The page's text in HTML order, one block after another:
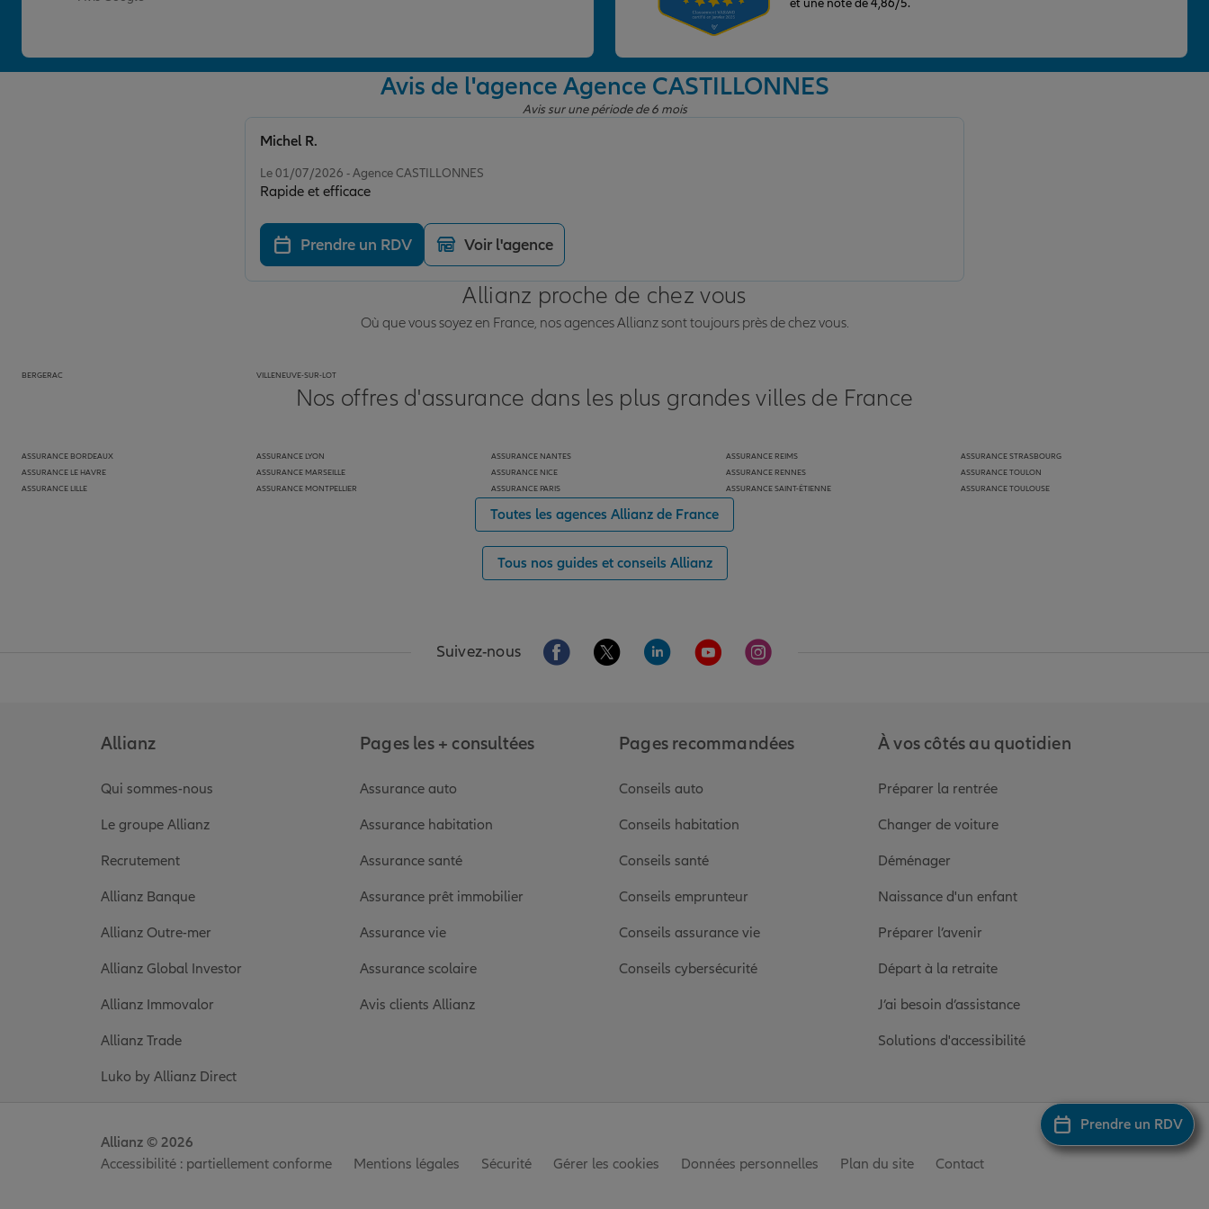
Prendre un RDV
Avis de l'agence Agence CASTILLONNES
Avis sur une période de 6 mois
Le 01/07/2026 - Agence CASTILLONNES
Rapide et efficace
Michel R.
Prendre un RDV Voir l'agence
Allianz proche de chez vous
Où que vous soyez en France, nos agences Allianz sont toujours près de chez vous.
BERGERAC VILLENEUVE-SUR-LOT
Nos offres d'assurance dans les plus grandes villes de France
ASSURANCE BORDEAUX
ASSURANCE LE HAVRE
ASSURANCE LILLE
ASSURANCE LYON
ASSURANCE MARSEILLE
ASSURANCE MONTPELLIER
ASSURANCE NANTES
ASSURANCE NICE
ASSURANCE PARIS
ASSURANCE REIMS
ASSURANCE RENNES
ASSURANCE SAINT-ÉTIENNE
ASSURANCE STRASBOURG
ASSURANCE TOULON
ASSURANCE TOULOUSE
Toutes les agences Allianz de France
Tous nos guides et conseils Allianz
Suivez-nous Aller sur la page Facebook de Allianz
Aller sur la page Twitter de Allianz
Aller sur la page Linkedin de Allianz
Aller sur la page Youtube de Allianz
Aller sur la page Instagram de Allianz
Allianz
Qui sommes-nous
Le groupe Allianz
Recrutement
Allianz Banque
Allianz Outre-mer
Allianz Global Investor
Allianz Immovalor
Allianz Trade
Luko by Allianz Direct
Pages les + consultées
Assurance auto
Assurance habitation
Assurance santé
Assurance prêt immobilier
Assurance vie
Assurance scolaire
Avis clients Allianz
Pages recommandées
Conseils auto
Conseils habitation
Conseils santé
Conseils emprunteur
Conseils assurance vie
Conseils cybersécurité
À vos côtés au quotidien
Préparer la rentrée
Changer de voiture
Déménager
Naissance d'un enfant
Préparer l’avenir
Départ à la retraite
J’ai besoin d’assistance
Solutions d'accessibilité
Accessibilité : partiellement conforme Mentions légales Sécurité Gérer les cookies Données personnelles Plan du site Contact
Allianz © 2026